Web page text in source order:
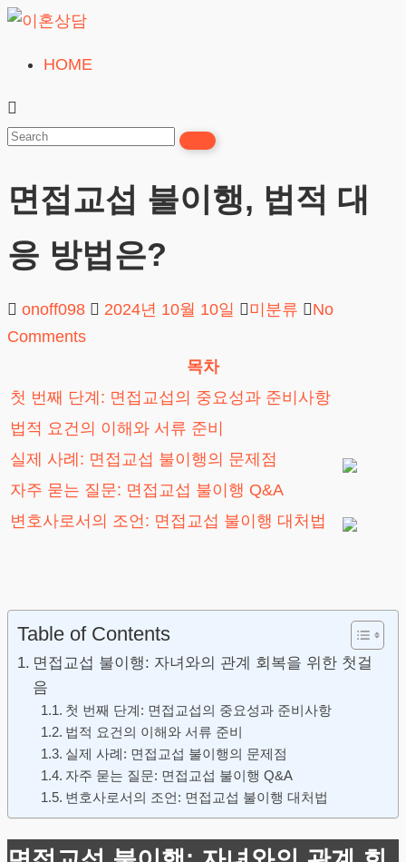
Skip
content
혼
상
24시간365일
HOME
면접교섭 불이행, 법적 대
응 방법은?
onoff098 2024년 10월 10일 미분류
No
Comments
목차
첫 번째 단계: 면접교섭의 중요성과 준비사항
법적 요건의 이해와 서류 준비
실제 사례: 면접교섭 불이행의 문제점
자주 묻는 질문: 면접교섭 불이행 Q&A
변호사로서의 조언: 면접교섭 불이행 대처법
Table of Contents
면접교섭 불이행: 자녀와의 관계 회복을 위한 첫걸
음
첫 번째 단계: 면접교섭의 중요성과 준비사항
법적 요건의 이해와 서류 준비
실제 사례: 면접교섭 불이행의 문제점
자주 묻는 질문: 면접교섭 불이행 Q&A
변호사로서의 조언: 면접교섭 불이행 대처법